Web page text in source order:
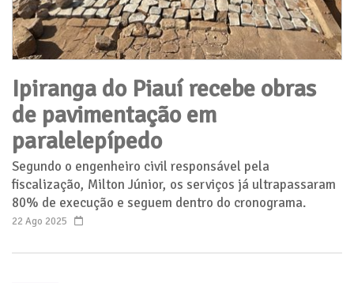
Ipiranga do Piauí recebe obras
de pavimentação em
paralelepípedo
Segundo o engenheiro civil responsável pela
fiscalização, Milton Júnior, os serviços já ultrapassaram
80% de execução e seguem dentro do cronograma.
22 Ago 2025